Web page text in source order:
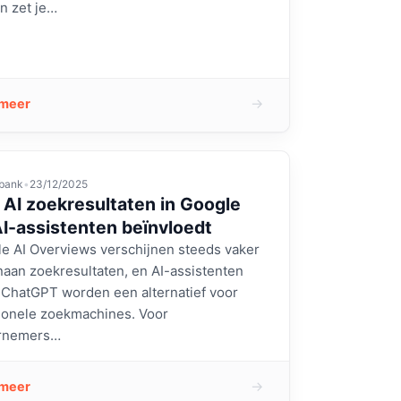
zet je…
→
• 23/12/2025
zoekresultaten in Google
assistenten beïnvloedt
AI Overviews verschijnen steeds vaker
zoekresultaten, en AI-assistenten
worden een alternatief voor
zoekmachines. Voor
→